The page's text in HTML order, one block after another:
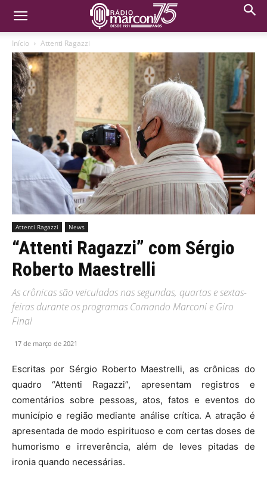
Início Attenti Ragazzi
Attenti Ragazzi News
“Attenti Ragazzi” com Sérgio
Roberto Maestrelli
As crônicas são veiculadas nas segundas, quartas e sextas-
feiras durante os programas Comando Marconi e Giro
Final
17 de março de 2021
Escritas por Sérgio Roberto Maestrelli, as crônicas do
quadro “Attenti Ragazzi”, apresentam registros e
comentários sobre pessoas, atos, fatos e eventos do
município e região mediante análise crítica. A atração é
apresentada de modo espirituoso e com certas doses de
humorismo e irreverência, além de leves pitadas de
ironia quando necessárias.